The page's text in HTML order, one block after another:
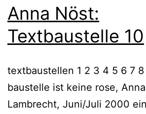
Anna Nöst:
Textbaustelle 10
textbaustellen 1 2 3 4 5 6 7
baustelle ist keine rose,
Lambrecht, Juni/Juli 2000